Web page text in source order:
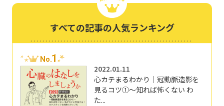
すべての記事の人気ランキング
No.1
2022.01.11
心カテまるわかり｜冠動脈造影を
見るコツ①～知れば怖くない わ
た...